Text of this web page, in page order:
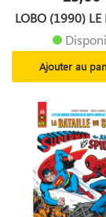
LOBO (1990) LE
Ajouter au